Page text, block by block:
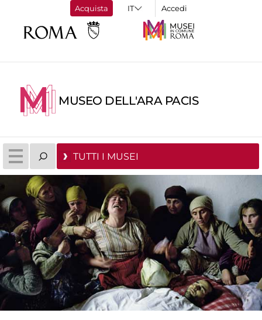
Acquista Accedi
MUSEO DELL'ARA PACIS
TUTTI I MUSEI